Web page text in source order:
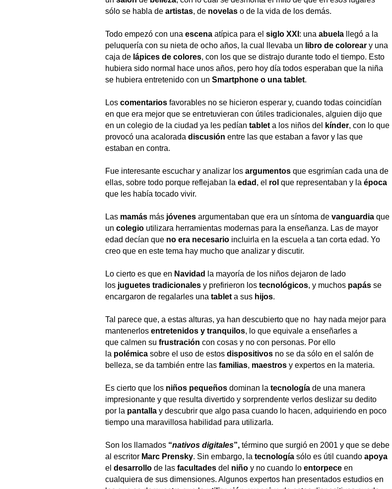
sólo se habla de artistas, de novelas o de la vida de los demás.
Todo empezó con una escena atípica para el siglo XXI : una abuela llegó a la
peluquería con su nieta de ocho años, la cual llevaba un libro de colorear y una
caja de lápices de colores, con los que se distrajo durante todo el tiempo. Esto
hubiera sido normal hace unos años, pero hoy día todos esperaban que la niña
se hubiera entretenido con un Smartphone o una tablet.
Los comentarios favorables no se hicieron esperar y, cuando todas coincidían
en que era mejor que se entretuvieran con útiles tradicionales, alguien dijo que
en un colegio de la ciudad ya les pedían tablet a los niños del kínder, con lo que
provocó una acalorada discusión entre las que estaban a favor y las que
estaban en contra.
Fue interesante escuchar y analizar los argumentos que esgrimían cada una de
ellas, sobre todo porque reflejaban la edad , el rol que representaban y la época
que les había tocado vivir.
Las mamás más jóvenes argumentaban que era un síntoma de vanguardia que
un colegio utilizara herramientas modernas para la enseñanza. Las de mayor
edad decían que no era necesario incluirla en la escuela a tan corta edad. Yo
creo que en este tema hay mucho que analizar y discutir.
Lo cierto es que en Navidad
la mayoría de los niños dejaron de lado
los juguetes tradicionales y prefirieron los tecnológicos, y muchos papás se
encargaron de regalarles una tablet a sus hijos.
Tal parece que, a estas alturas, ya han descubierto que no hay nada mejor para
mantenerlos entretenidos y tranquilos, lo que equivale a enseñarles a
que calmen su frustración con cosas y no con personas. Por ello
la polémica sobre el uso de estos dispositivos no se da sólo en el salón de
belleza, se da también entre las familias, maestros y expertos en la materia.
Es cierto que los niños pequeños dominan la tecnología de una manera
impresionante y que resulta divertido y sorprendente verlos deslizar su dedito
por la pantalla y descubrir que algo pasa cuando lo hacen, adquiriendo en poco
tiempo una maravillosa habilidad para utilizarla.
Son los llamados “nativos digitales”, término que surgió en 2001 y que se debe
al escritor Marc Prensky. Sin embargo, la tecnología sólo es útil cuando apoya
el desarrollo de las facultades del niño y no cuando lo entorpece en
cualquiera de sus dimensiones. Algunos expertos han presentados estudios en